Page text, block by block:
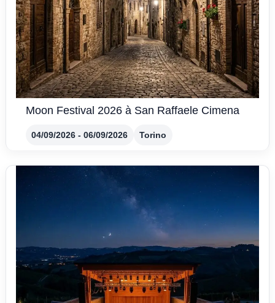
Moon Festival 2026 à San Raffaele Cimena
04/09/2026 - 06/09/2026 Torino